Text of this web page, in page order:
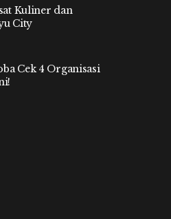
Kuliner dan
City
Cek 4 Organisasi